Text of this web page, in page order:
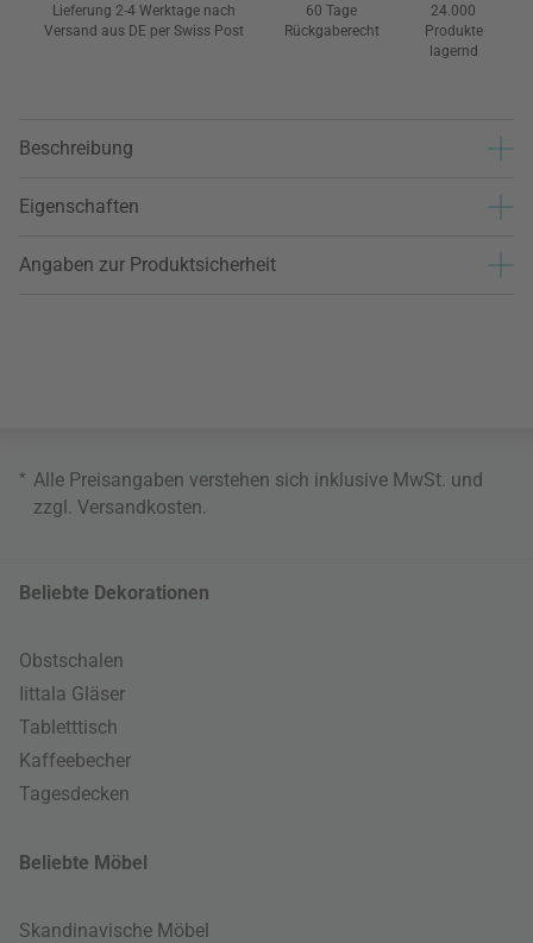
Lieferung 2-4 Werktage nach
Versand aus DE per Swiss Post
60 Tage
Rückgaberecht
24.000
Produkte
lagernd
Beschreibung
Eigenschaften
Angaben zur Produktsicherheit
* Alle Preisangaben verstehen sich inklusive MwSt. und
zzgl. Versandkosten
Beliebte Dekorationen
Obstschalen
Iittala Gläser
Tabletttisch
Kaffeebecher
Tagesdecken
Beliebte Möbel
Skandinavische Möbel